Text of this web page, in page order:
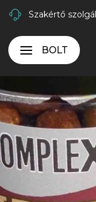
Szakértő
BOLT